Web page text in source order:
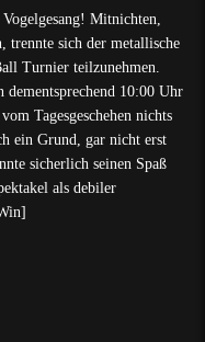
Mitnichten,
trennte sich der metallische
Turnier teilzunehmen.
dementsprechend 10:00 Uhr
Tagesgeschehen nichts
ein Grund, gar nicht erst
sicherlich seinen Spaß
als debiler